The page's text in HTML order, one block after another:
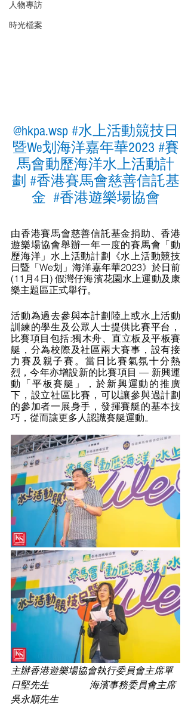
人物專訪
時光檔案
@hkpa.wsp #水上活動競技日
暨We划海洋嘉年華2023 #賽
馬會動歷海洋水上活動計
劃 #香港賽馬會慈善信託基
金
  #⾹港遊樂場協會
由香港賽馬會慈善信託基金捐助、香港
遊樂場協會舉辦一年一度的賽馬會「動
歷海洋」水上活動計劃《水上活動競技
日暨「We划」海洋嘉年華2023》於日前
(11⽉4⽇) 假灣仔海濱花園水上運動及康
樂主題區正式舉行。
活動為過去參與本計劃陸上或⽔上活動
訓練的學生及公眾人士提供比賽平台，
比賽項目包括:獨木舟、直立板及平板賽
艇，分為校際及社區兩大賽事，設有接
力賽及親子賽。當日比賽氣氛十分熱
烈，今年亦增設新的比賽項目 — 新興運
動「平板賽艇」，於新興運動的推廣
下，設立社區比賽，可以讓參與過計劃
的參加者一展身手，發揮賽艇的基本技
巧，從而讓更多人認識賽艇運動。
主辦香港遊樂場協會執行委員會主席單
日堅先生                 海濱事務委員會主席
吳永順先生